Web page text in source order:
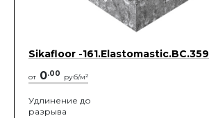
Sikafloor -161.Elastomastic.BC.359
от 0.00 руб/м2
Удлинение до
разрыва